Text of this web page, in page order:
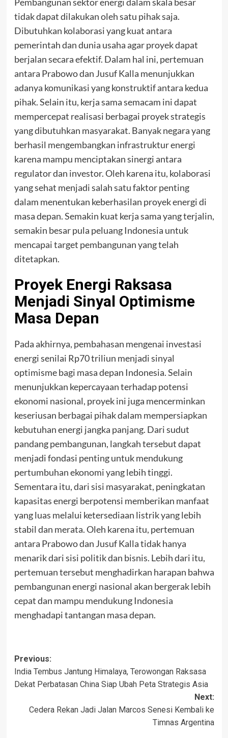
tidak dapat dilakukan oleh satu pihak saja.
Dibutuhkan kolaborasi yang kuat antara
pemerintah dan dunia usaha agar proyek dapat
berjalan secara efektif. Dalam hal ini, pertemuan
antara Prabowo dan Jusuf Kalla menunjukkan
adanya komunikasi yang konstruktif antara kedua
pihak. Selain itu, kerja sama semacam ini dapat
mempercepat realisasi berbagai proyek strategis
yang dibutuhkan masyarakat. Banyak negara yang
berhasil mengembangkan infrastruktur energi
karena mampu menciptakan sinergi antara
regulator dan investor. Oleh karena itu, kolaborasi
yang sehat menjadi salah satu faktor penting
dalam menentukan keberhasilan proyek energi di
masa depan. Semakin kuat kerja sama yang terjalin,
semakin besar pula peluang Indonesia untuk
mencapai target pembangunan yang telah
ditetapkan.
Proyek Energi Raksasa
Menjadi Sinyal Optimisme
Masa Depan
Pada akhirnya, pembahasan mengenai investasi
energi senilai Rp70 triliun menjadi sinyal
optimisme bagi masa depan Indonesia. Selain
menunjukkan kepercayaan terhadap potensi
ekonomi nasional, proyek ini juga mencerminkan
keseriusan berbagai pihak dalam mempersiapkan
kebutuhan energi jangka panjang. Dari sudut
pandang pembangunan, langkah tersebut dapat
menjadi fondasi penting untuk mendukung
pertumbuhan ekonomi yang lebih tinggi.
Sementara itu, dari sisi masyarakat, peningkatan
kapasitas energi berpotensi memberikan manfaat
yang luas melalui ketersediaan listrik yang lebih
stabil dan merata. Oleh karena itu, pertemuan
antara Prabowo dan Jusuf Kalla tidak hanya
menarik dari sisi politik dan bisnis. Lebih dari itu,
pertemuan tersebut menghadirkan harapan bahwa
pembangunan energi nasional akan bergerak lebih
cepat dan mampu mendukung Indonesia
menghadapi tantangan masa depan.
Post
navigation
Previous:
India Tembus Jantung Himalaya, Terowongan Raksasa
Dekat Perbatasan China Siap Ubah Peta Strategis Asia
Next:
Cedera Rekan Jadi Jalan Marcos Senesi Kembali ke
Timnas Argentina